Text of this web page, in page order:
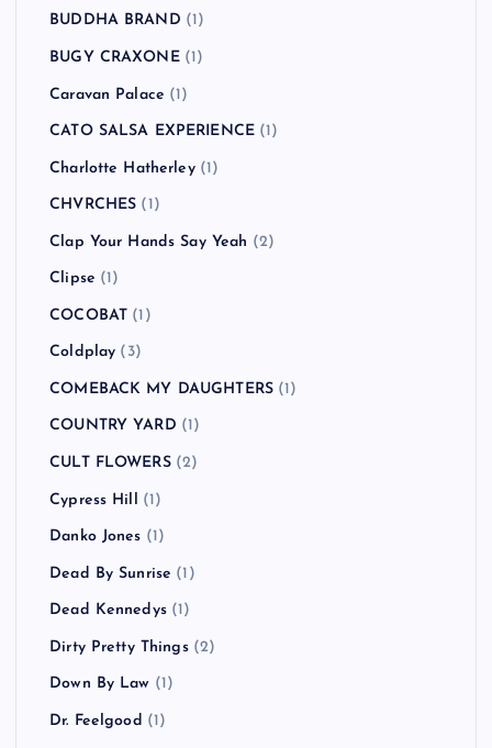
BUDDHA BRAND (1)
BUGY CRAXONE(1)
Caravan Palace (1)
CATO SALSA EXPERIENCE (1)
Charlotte Hatherley(1)
CHVRCHES (1)
Clap Your Hands Say Yeah (2)
Clipse (1)
COCOBAT (1)
Coldplay (3)
COMEBACK MY DAUGHTERS (1)
COUNTRY YARD (1)
CULT FLOWERS(2)
Cypress Hill (1)
Danko Jones (1)
Dead By Sunrise (1)
Dead Kennedys(1)
Dirty Pretty Things(2)
Down By Law (1)
Dr. Feelgood (1)